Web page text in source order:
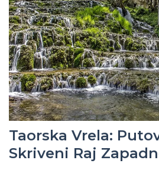
Taorska Vrela:
Skriveni Raj